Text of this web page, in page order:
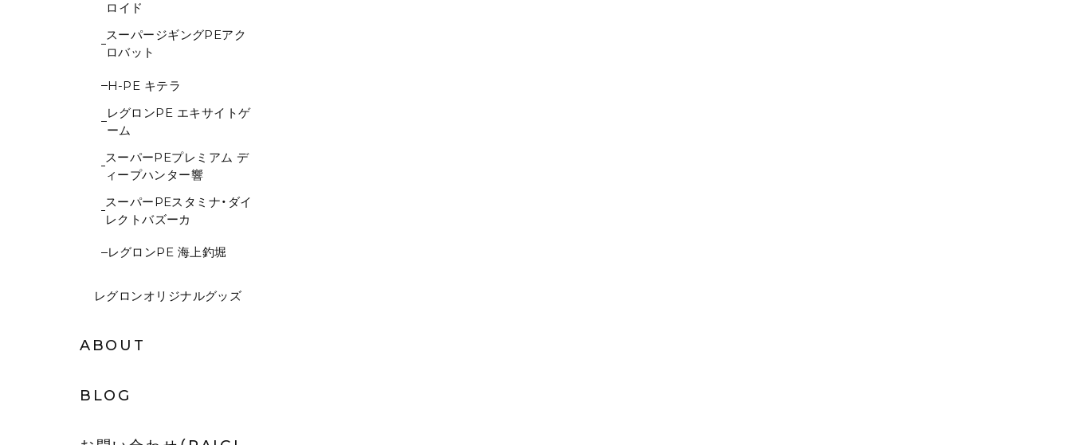
ロイド
スーパージギングPEアク
ロバット
H-PE キテラ
レグロンPE エキサイトゲ
ーム
スーパーPEプレミアム デ
ィープハンター響
スーパーPEスタミナ・ダイ
レクトバズーカ
レグロンPE 海上釣堀
レグロンオリジナルグッズ
ABOUT
BLOG